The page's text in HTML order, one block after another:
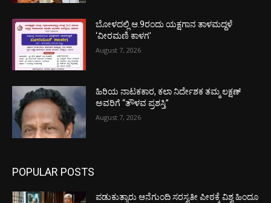
ಬೋಳದಲ್ಲಿ ಆ.9ರಂದು ಯಕ್ಷಗಾನ ತಾಳಮದ್ದಳೆ
‘ವೀರಮಣಿ ಕಾಳಗ’
August 7, 2026
ಹಿರಿಯ ನಾಟಕಕಾರ, ಕಲಾ ನಿರ್ದೇಶಕ ತಮ್ಮ ಲಕ್ಷಣ್
ಅವರಿಗೆ “ತೌಳವ ಪ್ರಶಸ್ತಿ”
August 7, 2026
POPULAR POSTS
ಪಡುಕುತ್ಯಾರು ಆನೆಗುಂದಿ ಸರಸ್ವತೀ ಪೀಠಕ್ಕೆ ವಿಶ್ವ ಹಿಂದೂ